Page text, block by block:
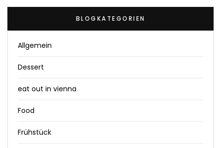
BLOGKATEGORIEN
Allgemein
Dessert
eat out in vienna
Food
Frühstück